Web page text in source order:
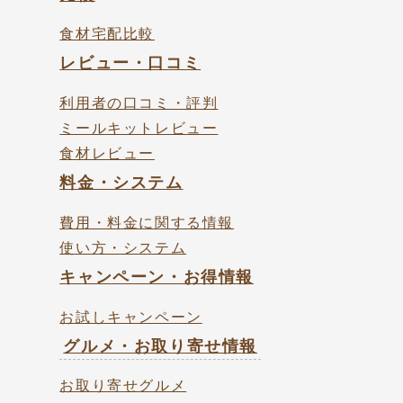
食材宅配比較
レビュー・口コミ
利用者の口コミ・評判
ミールキットレビュー
食材レビュー
料金・システム
費用・料金に関する情報
使い方・システム
キャンペーン・お得情報
お試しキャンペーン
グルメ・お取り寄せ情報
お取り寄せグルメ